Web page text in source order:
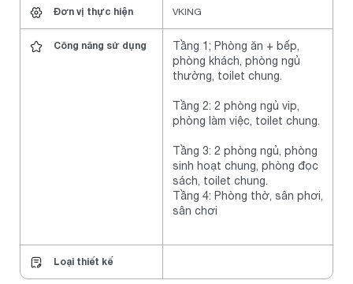
Đơn vị thực hiện VKING
Công năng sử dụng
Tầng 1; Phòng ăn + bếp,
phòng khách, phòng ngủ
thường, toilet chung.
Tầng 2: 2 phòng ngủ vip,
phòng làm việc, toilet chung.
Tầng 3: 2 phòng ngủ, phòng
sinh hoạt chung, phòng đọc
sách, toilet chung.
Tầng 4: Phòng thờ, sân phơi,
sân chơi
Loại thiết kế